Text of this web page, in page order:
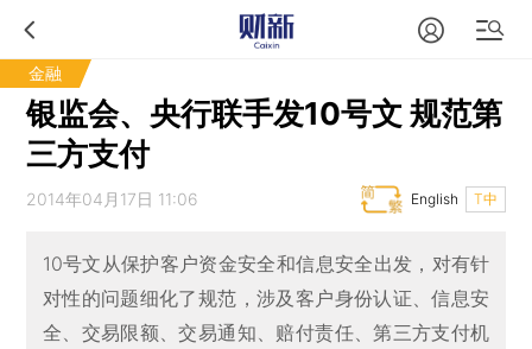
金融
银监会、央行联手发10号文 规范第
三方支付
2014年04月17日 11:06 T中
English
10号文从保护客户资金安全和信息安全出发，对有针
对性的问题细化了规范，涉及客户身份认证、信息安
全、交易限额、交易通知、赔付责任、第三方支付机